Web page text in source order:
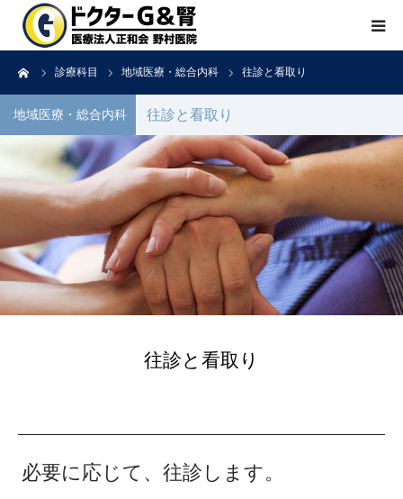
診療科目 地域医療・総合内科 往診と看取り
地域医療・総合内科 往診と看取り
往診と看取り
必要に応じて、往診します。
ホーム
診療科目
よくある質問
院長ブログ